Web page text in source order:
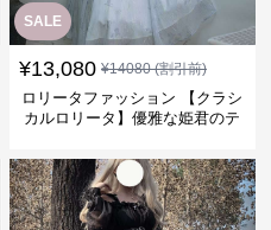
SALE
¥13,080 ¥14080(割引前)
ロリータファッション 【クラシ
カルロリータ】優雅な姫君のテ